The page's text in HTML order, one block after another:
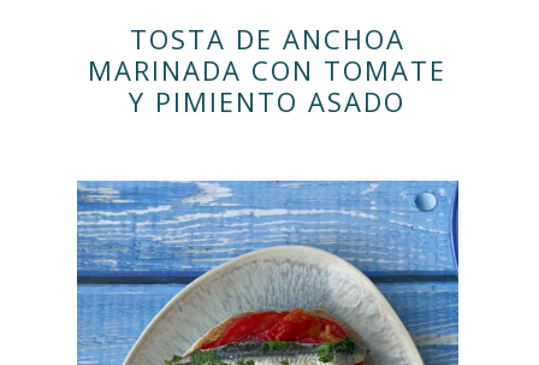
TOSTA DE ANCHOA
MARINADA CON TOMATE
Y PIMIENTO ASADO